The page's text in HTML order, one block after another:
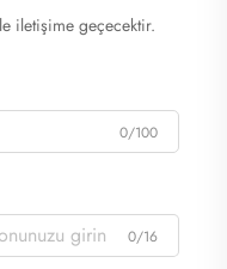
iletişime geçecektir.
0/100
0/16